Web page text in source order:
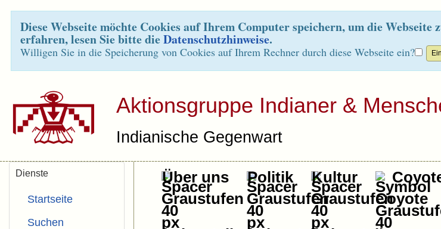
Diese Webseite möchte Cookies auf Ihrem Computer speichern, um die
erfahren, lesen Sie bitte dieDatenschutzhinweise.
Willigen Sie in die Speicherung von Cookies auf Ihrem Rechner durch diese Webseite ein?
Aktionsgruppe Indianer &
Indianische Gegenwart
Über uns Politik Kultur
Dienste
Startseite
Suchen